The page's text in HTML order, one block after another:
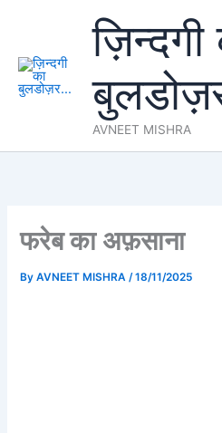
content
ज़िन्दगी
AVNEET MISHRA
फरेब का अफ़साना
ByAVNEET MISHRA/18/11/2025